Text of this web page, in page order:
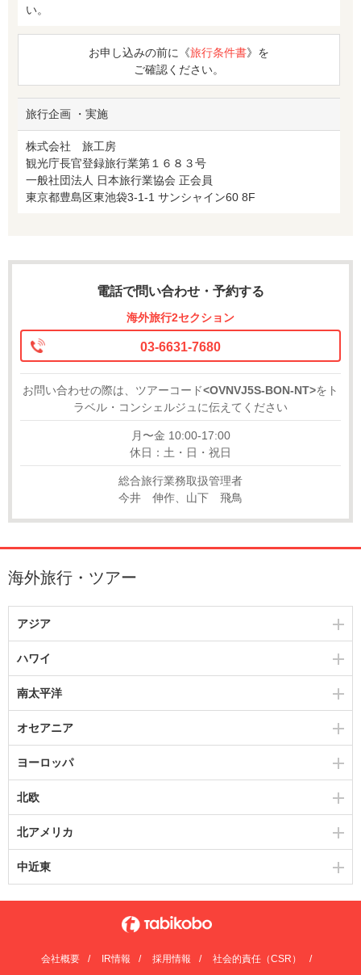
い。
お申し込みの前に《旅行条件書》を
ご確認ください。
旅行企画 ・実施
株式会社 旅工房
観光庁長官登録旅行業第１６８３号
一般社団法人 日本旅行業協会 正会員
東京都豊島区東池袋3-1-1 サンシャイン60 8F
電話で問い合わせ・予約する
海外旅行2セクション
03-6631-7680
お問い合わせの際は、ツアーコード<OVNVJ5S-BON-NT>をト
ラベル・コンシェルジュに伝えてください
月〜金 10:00-17:00
休日：土・日・祝日
総合旅行業務取扱管理者
今井 伸作、山下 飛鳥
海外旅行・ツアー
アジア
ハワイ
南太平洋
オセアニア
ヨーロッパ
北欧
北アメリカ
中近東
会社概要 IR情報 採用情報 社会的責任（CSR）